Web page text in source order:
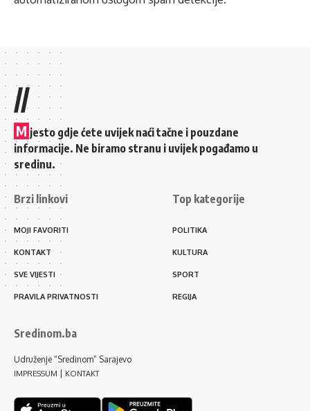
//
M jesto gdje ćete uvijek naći tačne i pouzdane
informacije. Ne biramo stranu i uvijek pogađamo u
sredinu.
Brzi linkovi
MOJI FAVORITI
KONTAKT
SVE VIJESTI
PRAVILA PRIVATNOSTI
Top kategorije
POLITIKA
KULTURA
SPORT
REGIJA
Sredinom.ba
Udruženje “Sredinom” Sarajevo
IMPRESSUM | KONTAKT